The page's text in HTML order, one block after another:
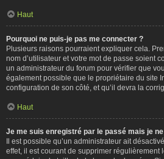
Haut
Pourquoi ne puis-je pas me connecter ?
Plusieurs raisons pourraient expliquer cela.
nom d’utilisateur et votre mot de passe soient
un administrateur du forum pour vérifier que
également possible que le propriétaire du site
configuration de son côté, et qu’il devra la
Haut
Je me suis enregistré par le passé mais je
Il est possible qu’un administrateur ait
effet, il est courant de supprimer régulièrement